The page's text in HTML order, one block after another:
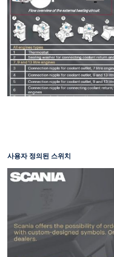
사용자 정의된 스위치